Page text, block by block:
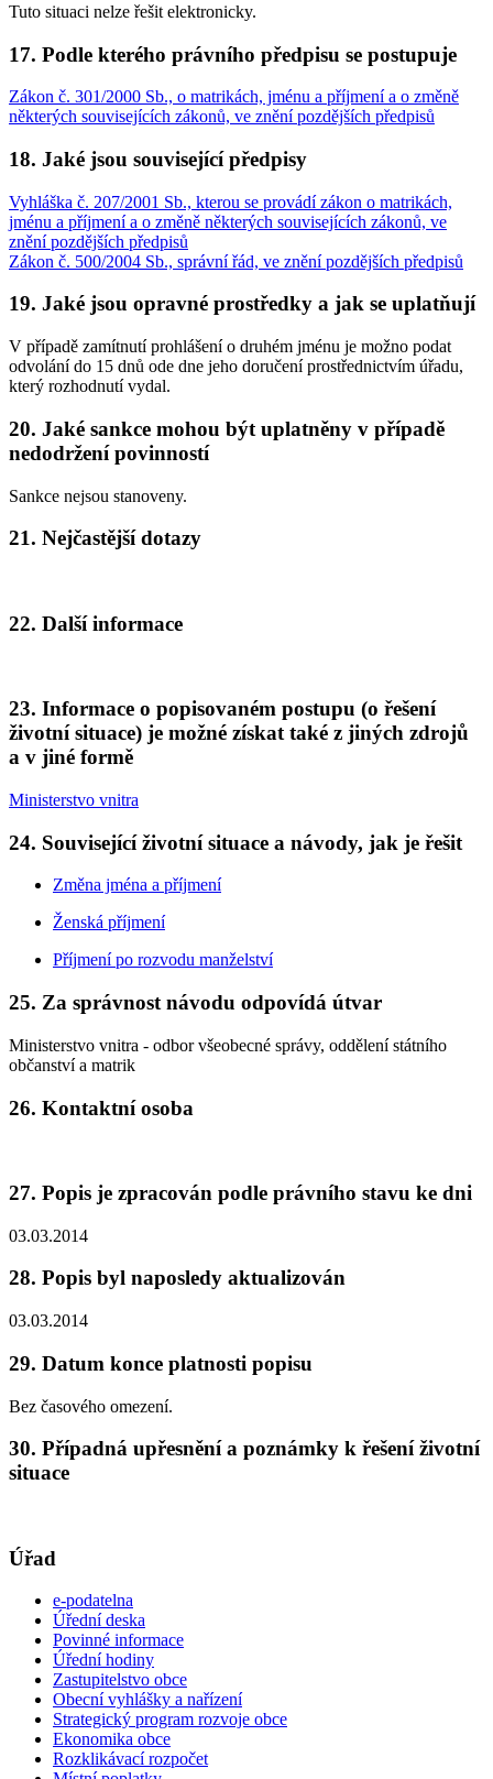
Tuto situaci nelze řešit elektronicky.
17. Podle kterého právního předpisu se postupuje
Zákon č. 301/2000 Sb., o matrikách, jménu a příjmení a o změně
některých souvisejících zákonů, ve znění pozdějších předpisů
18. Jaké jsou související předpisy
Vyhláška č. 207/2001 Sb., kterou se provádí zákon o matrikách,
jménu a příjmení a o změně některých souvisejících zákonů, ve
znění pozdějších předpisů
Zákon č. 500/2004 Sb., správní řád, ve znění pozdějších předpisů
19. Jaké jsou opravné prostředky a jak se uplatňují
V případě zamítnutí prohlášení o druhém jménu je možno podat
odvolání do 15 dnů ode dne jeho doručení prostřednictvím úřadu,
který rozhodnutí vydal.
20. Jaké sankce mohou být uplatněny v případě
nedodržení povinností
Sankce nejsou stanoveny.
21. Nejčastější dotazy
22. Další informace
23. Informace o popisovaném postupu (o řešení
životní situace) je možné získat také z jiných zdrojů
a v jiné formě
Ministerstvo vnitra
24. Související životní situace a návody, jak je řešit
Změna jména a příjmení
Ženská příjmení
Příjmení po rozvodu manželství
25. Za správnost návodu odpovídá útvar
Ministerstvo vnitra - odbor všeobecné správy, oddělení státního
občanství a matrik
26. Kontaktní osoba
27. Popis je zpracován podle právního stavu ke dni
03.03.2014
28. Popis byl naposledy aktualizován
03.03.2014
29. Datum konce platnosti popisu
Bez časového omezení.
30. Případná upřesnění a poznámky k řešení životní
situace
Úřad
e-podatelna
Úřední deska
Povinné informace
Úřední hodiny
Zastupitelstvo obce
Obecní vyhlášky a nařízení
Strategický program rozvoje obce
Ekonomika obce
Rozklikávací rozpočet